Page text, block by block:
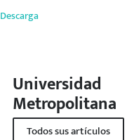
Universidad
Metropolitana
Todos sus artículos
Descarga